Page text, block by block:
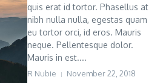
quis erat id tortor. Phasellus at
nibh nulla nulla, egestas quam
eu tortor orci, id eros. Mauris
neque. Pellentesque dolor.
Mauris in est....
R Nubie November 22, 2018